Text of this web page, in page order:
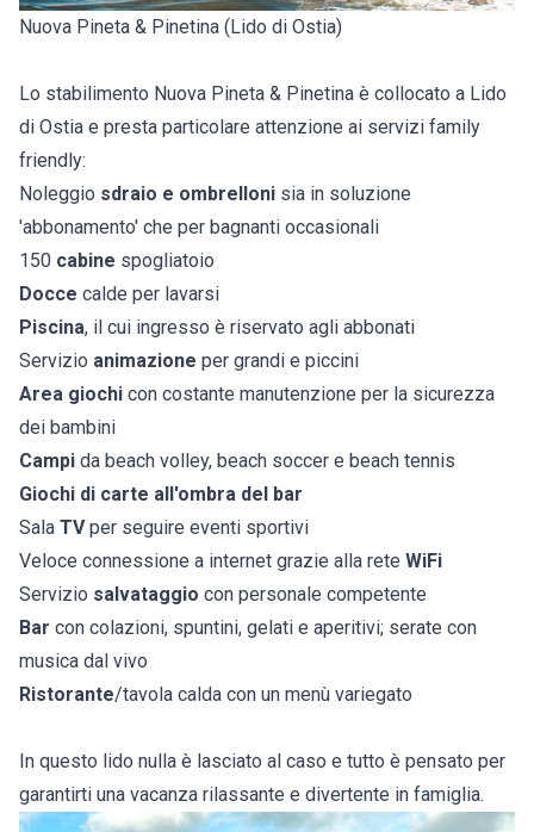
Nuova Pineta & Pinetina (Lido di Ostia)
Lo stabilimento Nuova Pineta & Pinetina è collocato a Lido
di Ostia e presta particolare attenzione ai servizi family
friendly:
Noleggio sdraio e ombrelloni sia in soluzione
'abbonamento' che per bagnanti occasionali
150 cabine spogliatoio
Docce calde per lavarsi
Piscina, il cui ingresso è riservato agli abbonati
Servizio animazione per grandi e piccini
Area giochi con costante manutenzione per la sicurezza
dei bambini
Campi da beach volley, beach soccer e beach tennis
Giochi di carte all'ombra del bar
Sala TVper seguire eventi sportivi
Veloce connessione a internet grazie alla rete WiFi
Servizio salvataggio con personale competente
Bar con colazioni, spuntini, gelati e aperitivi; serate con
musica dal vivo
Ristorante/tavola calda con un menù variegato
In questo lido nulla è lasciato al caso e tutto è pensato per
garantirti una vacanza rilassante e divertente in famiglia.